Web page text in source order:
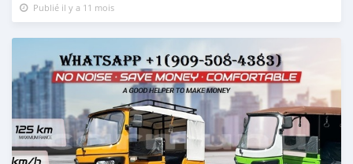
Publié il y a 11 mois